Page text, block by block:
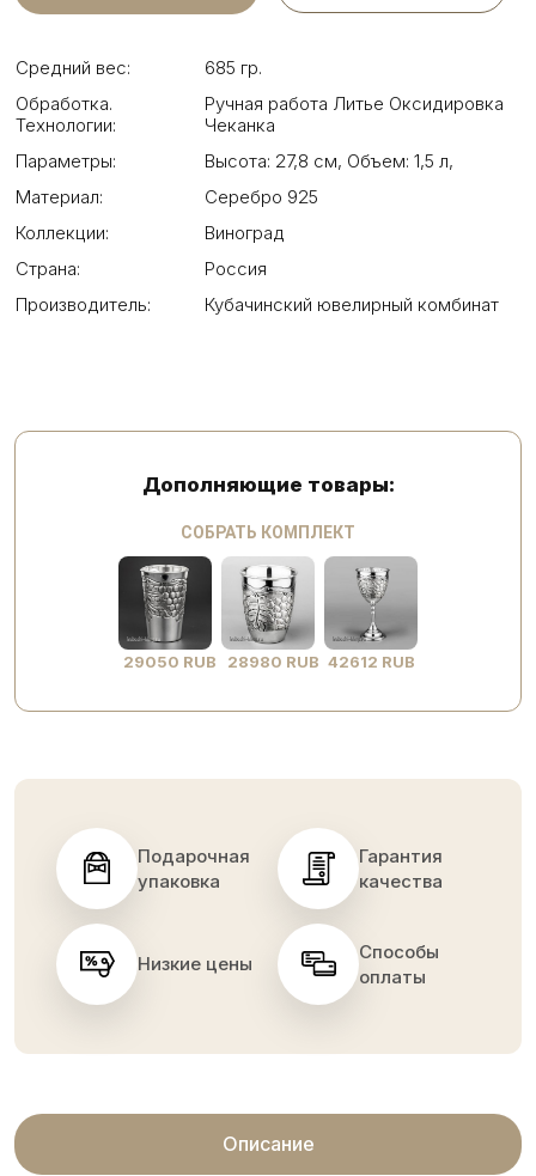
Средний вес:
685 гр.
Обработка.
Технологии:
Ручная работа Литье Оксидировка
Чеканка
Параметры:
Высота: 27,8 см, Объем: 1,5 л,
Материал:
Серебро 925
Коллекции:
Виноград
Страна:
Россия
Производитель:
Кубачинский ювелирный комбинат
Дополняющие товары:
СОБРАТЬ КОМПЛЕКТ
29050 RUB 28980 RUB 42612 RUB
Подарочная
упаковка
Гарантия
качества
Низкие цены
Способы
оплаты
Описание